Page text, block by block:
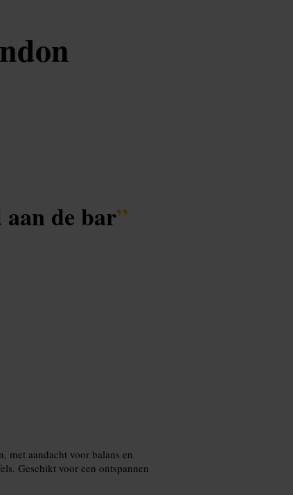
de bar”
met aandacht voor balans en
Geschikt voor een ontspannen